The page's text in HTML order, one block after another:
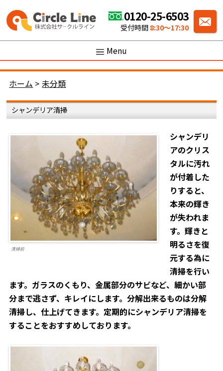
0120-25-6503
受付時間 8:30〜17:30
Menu
ホーム > 未分類
シャンデリア清掃
清掃前
シャンデリ
アのクリス
タルに汚れ
が付着した
りすると、
本来の輝き
が失われま
す。輝きと
明るさを復
元する為に
清掃を行い
ます。ガラスのくもり、金属部分のサビなど、細かい部
分まで逃さず、キレイにします。分解出来るものは分解
清掃し、仕上げてきます。定期的にシャンデリア清掃を
することをおすすめしております。